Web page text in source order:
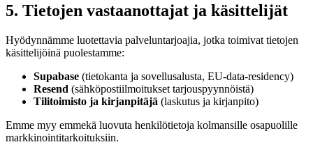
5. Tietojen vastaanottajat ja käsittelijät
Hyödynnämme luotettavia palveluntarjoajia, jotka toimivat tietojen
käsittelijöinä puolestamme:
Supabase (tietokanta ja sovellusalusta, EU-data-residency)
Resend (sähköposti­ilmoitukset tarjouspyynnöistä)
Tilitoimisto ja kirjanpitäjä (laskutus ja kirjanpito)
Emme myy emmekä luovuta henkilötietoja kolmansille osapuolille
markkinointi­tarkoituksiin.